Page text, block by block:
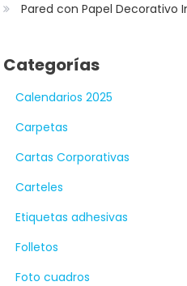
Pared con Papel Decorativo
Categorías
Calendarios 2025
Carpetas
Cartas Corporativas
Carteles
Etiquetas adhesivas
Folletos
Foto cuadros